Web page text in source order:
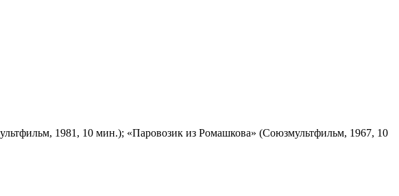
1981, 10 мин.); «Паровозик из Ромашкова» (Союзмультфильм, 1967, 10